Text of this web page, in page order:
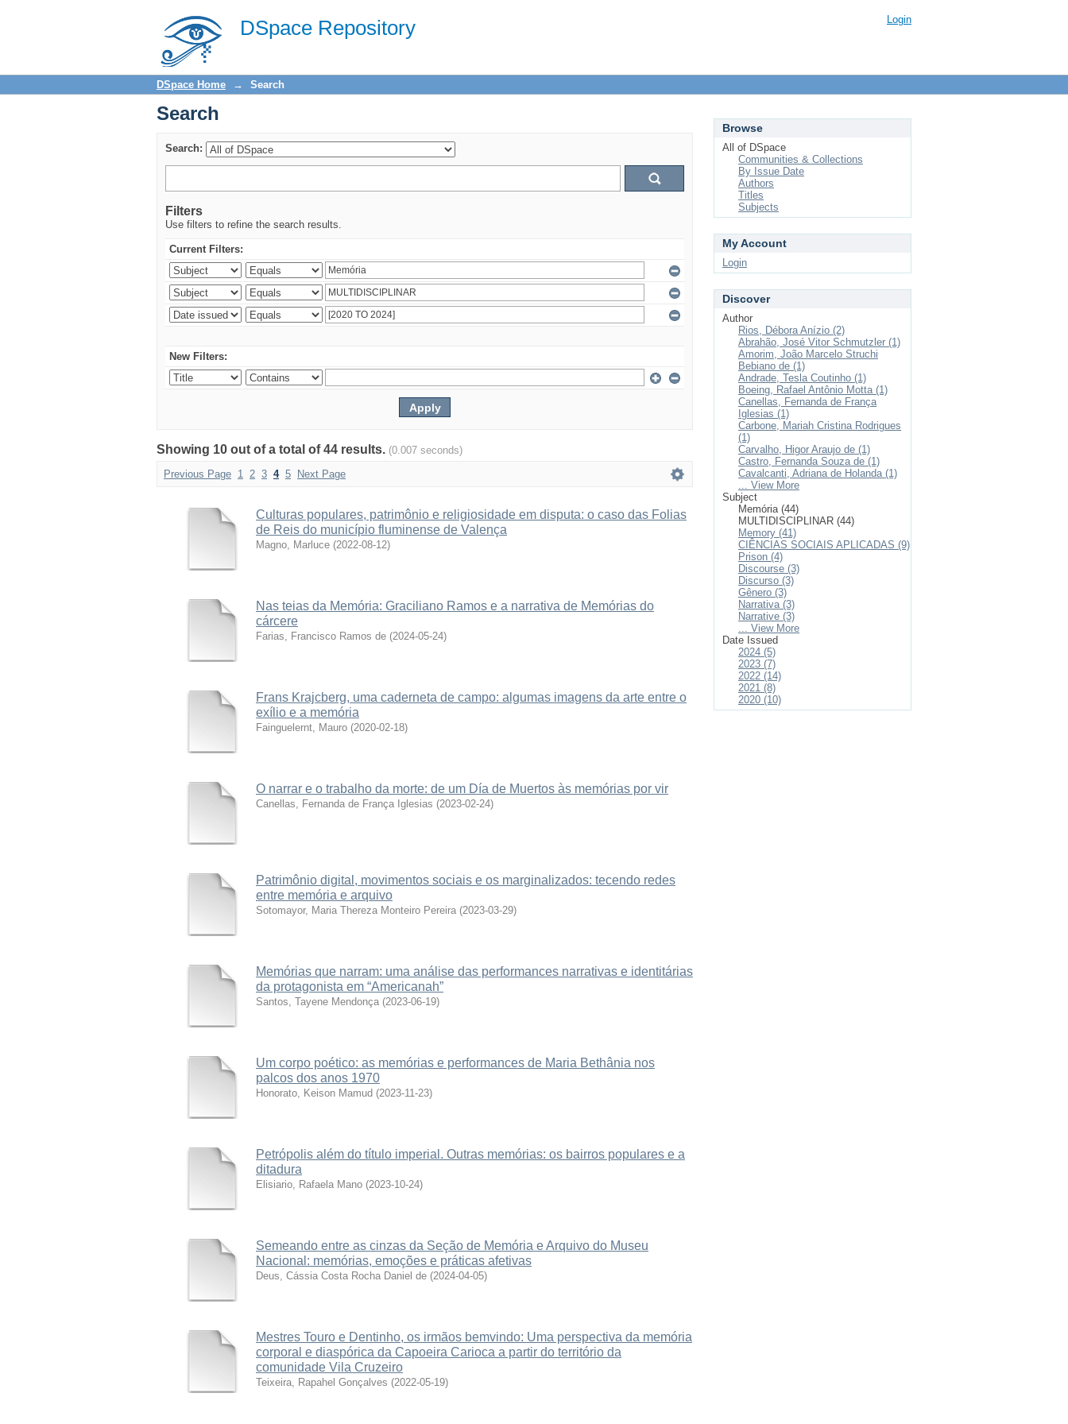
DSpace Repository
Search Login
DSpace Home → Search
Search
Search:
Filters
Use filters to refine the search results.
Current Filters:
New Filters:
Showing 10 out of a total of 44 results. (0.007 seconds)
Previous Page 1 2 3 4 5 Next Page
Culturas populares, patrimônio e religiosidade em disputa: o caso das Folias
de Reis do município fluminense de Valença
Magno, Marluce (2022-08-12)
Nas teias da Memória: Graciliano Ramos e a narrativa de Memórias do
cárcere
Farias, Francisco Ramos de (2024-05-24)
Frans Krajcberg, uma caderneta de campo: algumas imagens da arte entre o
exílio e a memória
Fainguelernt, Mauro (2020-02-18)
O narrar e o trabalho da morte: de um Día de Muertos às memórias por vir
Canellas, Fernanda de França Iglesias (2023-02-24)
Patrimônio digital, movimentos sociais e os marginalizados: tecendo redes
entre memória e arquivo
Sotomayor, Maria Thereza Monteiro Pereira (2023-03-29)
Memórias que narram: uma análise das performances narrativas e identitárias
da protagonista em “Americanah”
Santos, Tayene Mendonça (2023-06-19)
Um corpo poético: as memórias e performances de Maria Bethânia nos
palcos dos anos 1970
Honorato, Keison Mamud (2023-11-23)
Petrópolis além do título imperial. Outras memórias: os bairros populares e a
ditadura
Elisiario, Rafaela Mano (2023-10-24)
Semeando entre as cinzas da Seção de Memória e Arquivo do Museu
Nacional: memórias, emoções e práticas afetivas
Deus, Cássia Costa Rocha Daniel de (2024-04-05)
Mestres Touro e Dentinho, os irmãos bemvindo: Uma perspectiva da memória
corporal e diaspórica da Capoeira Carioca a partir do território da
comunidade Vila Cruzeiro
Teixeira, Rapahel Gonçalves (2022-05-19)
Browse
All of DSpace
Communities & Collections
By Issue Date
Authors
Titles
Subjects
My Account
Login
Discover
Author
Rios, Débora Anízio (2)
Abrahão, José Vitor Schmutzler (1)
Amorim, João Marcelo Struchi
Bebiano de (1)
Andrade, Tesla Coutinho (1)
Boeing, Rafael Antônio Motta (1)
Canellas, Fernanda de França
Iglesias (1)
Carbone, Mariah Cristina Rodrigues
(1)
Carvalho, Higor Araujo de (1)
Castro, Fernanda Souza de (1)
Cavalcanti, Adriana de Holanda (1)
... View More
Subject
Memória (44)
MULTIDISCIPLINAR (44)
Memory (41)
CIÊNCIAS SOCIAIS APLICADAS (9)
Prison (4)
Discourse (3)
Discurso (3)
Gênero (3)
Narrativa (3)
Narrative (3)
... View More
Date Issued
2024 (5)
2023 (7)
2022 (14)
2021 (8)
2020 (10)